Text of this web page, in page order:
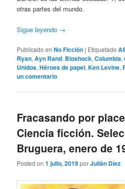
otras partes del mundo.
Sigue leyendo →
Publicado en No Ficción | Etiquetado
Ryan,Ayn Rand, Bioshock,Columbia,
Unidos,Héroes de papel,Ken Levine,
un comentario
Fracasando por
Ciencia ficción.
Bruguera, enero de
Posted on1 julio, 2019porJulián Díez